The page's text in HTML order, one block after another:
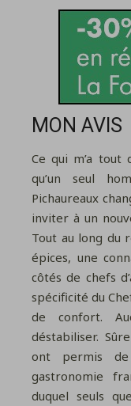
MON AVIS
Ce qui m’a tout
qu’un seul
Pichaureaux
inviter à un
Tout au long du
épices, une
côtés de chefs
spécificité du
de confort.
déstabiliser.
ont permis de
gastronomie
duquel seuls